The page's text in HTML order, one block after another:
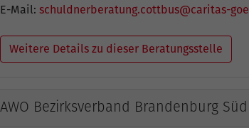
E-Mail:schuldnerberatung.cottbus@caritas-
Weitere Details zu dieser Beratungsstelle
AWO Bezirksverband Brandenburg